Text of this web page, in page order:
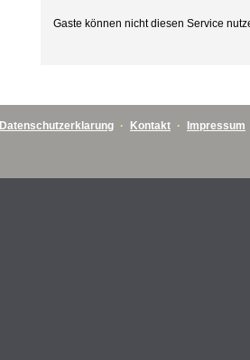
Gaste können nicht diesen Service
Datenschutzerklarung · Kontakt · Impressum